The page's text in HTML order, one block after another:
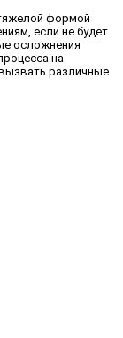
формой
если не будет
осложнения
на
различные